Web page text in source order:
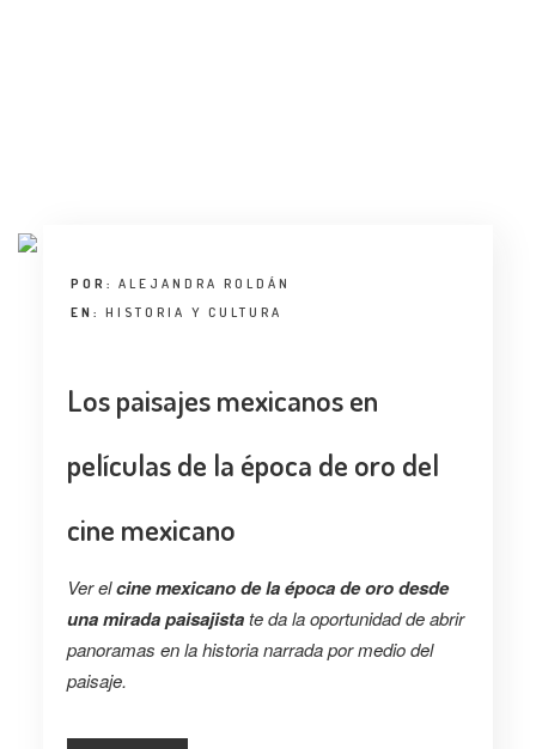
POR: ALEJANDRA ROLDÁN
EN: HISTORIA Y CULTURA
Los paisajes mexicanos en
películas de la época de oro del
cine mexicano
Ver elcine mexicano de la época de orodesde
una mirada paisajistate da la oportunidad de abrir
panoramas en la historia narrada por medio del
paisaje.